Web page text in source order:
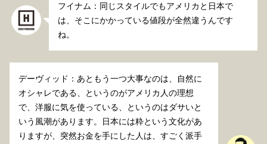
フイナム：同じスタイルでもアメリカと日本で
は、そこにかかっている値段が全然違うんです
ね。
デーヴィッド：あともう一つ大事なのは、自然に
オシャレである、というのがアメリカ人の理想
で、洋服に気を使っている、というのはダサいと
いう風潮があります。日本には粋という文化があ
りますが、突然お金を手にした人は、すごく派手